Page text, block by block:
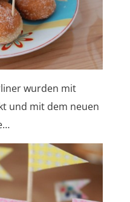
wurden mit
und mit dem neuen